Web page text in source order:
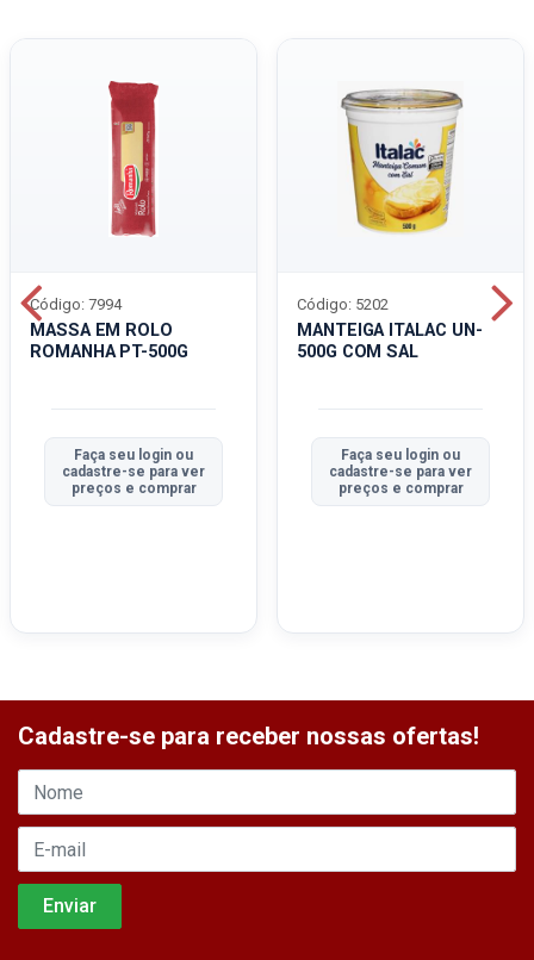
MASSA EM ROLO
ROMANHA PT-500G
Código: 7994
Faça seu login ou
cadastre-se para ver
preços e comprar
MANTEIGA ITALAC UN-
500G COM SAL
Código: 5202
Faça seu login ou
cadastre-se para ver
preços e comprar
Cadastre-se para receber nossas ofertas!